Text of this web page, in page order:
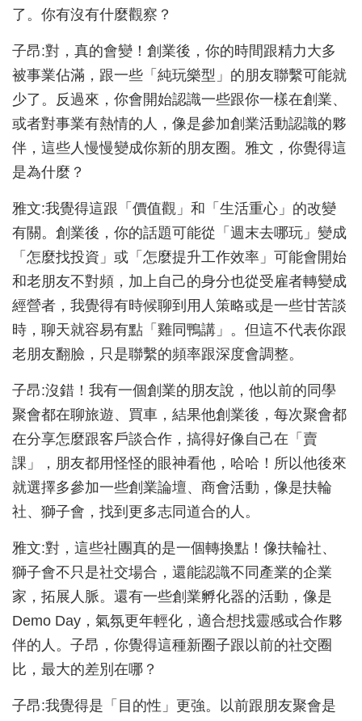
了。你有沒有什麼觀察？
子昂:對，真的會變！創業後，你的時間跟精力大多
被事業佔滿，跟一些「純玩樂型」的朋友聯繫可能就
少了。反過來，你會開始認識一些跟你一樣在創業、
或者對事業有熱情的人，像是參加創業活動認識的夥
伴，這些人慢慢變成你新的朋友圈。雅文，你覺得這
是為什麼？
雅文:我覺得這跟「價值觀」和「生活重心」的改變
有關。創業後，你的話題可能從「週末去哪玩」變成
「怎麼找投資」或「怎麼提升工作效率」可能會開始
和老朋友不對頻，加上自己的身分也從受雇者轉變成
經營者，我覺得有時候聊到用人策略或是一些甘苦談
時，聊天就容易有點「雞同鴨講」。但這不代表你跟
老朋友翻臉，只是聯繫的頻率跟深度會調整。
子昂:沒錯！我有一個創業的朋友說，他以前的同學
聚會都在聊旅遊、買車，結果他創業後，每次聚會都
在分享怎麼跟客戶談合作，搞得好像自己在「賣
課」，朋友都用怪怪的眼神看他，哈哈！所以他後來
就選擇多參加一些創業論壇、商會活動，像是扶輪
社、獅子會，找到更多志同道合的人。
雅文:對，這些社團真的是一個轉換點！像扶輪社、
獅子會不只是社交場合，還能認識不同產業的企業
家，拓展人脈。還有一些創業孵化器的活動，像是
Demo Day，氣氛更年輕化，適合想找靈感或合作夥
伴的人。子昂，你覺得這種新圈子跟以前的社交圈
比，最大的差別在哪？
子昂:我覺得是「目的性」更強。以前跟朋友聚會是